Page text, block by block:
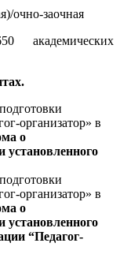
очно-заочная
академических
организатор» в
о
установленного
организатор» в
о
установленного
“Педагог-